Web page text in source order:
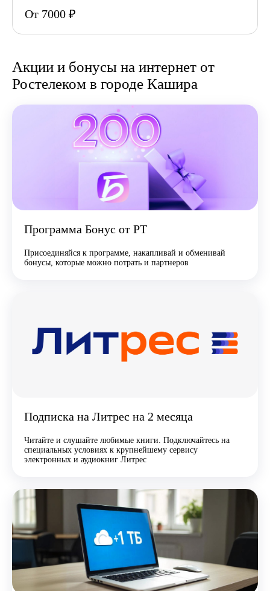
От 7000 ₽
Акции и бонусы на интернет от
Ростелеком в городе Кашира
Программа Бонус от РТ
Присоединяйся к программе, накапливай и обменивай
бонусы, которые можно потрать и партнеров
Подписка на Литрес на 2 месяца
Читайте и слушайте любимые книги. Подключайтесь на
специальных условиях к крупнейшему сервису
электронных и аудиокниг Литрес